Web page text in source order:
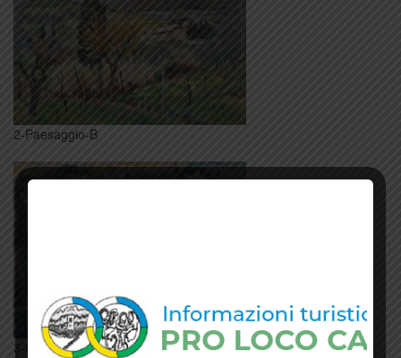
2-Paesaggio-B
3-Paesaggio-C